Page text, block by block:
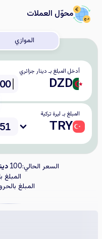
محوّل العملات
الموازي
أدخل المبلغ بـ دينار جزائري
DZD
المبلغ بـ ليرة تركية
TRY
السعر الحالي:100
المبلغ
المبلغ